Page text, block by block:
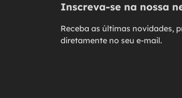
Inscreva-se na nossa
Receba as últimas novidades,
diretamente no seu e-mail.